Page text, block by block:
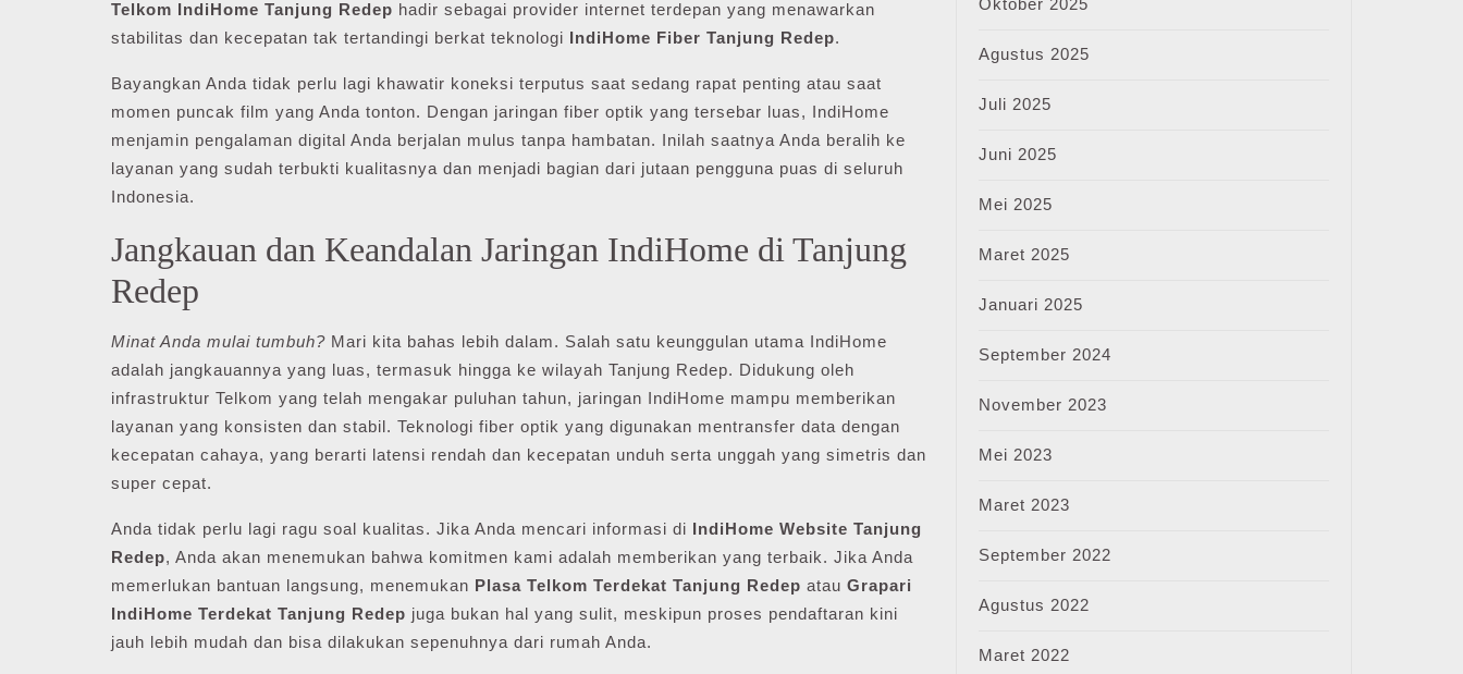
Telkom IndiHome Tanjung Redep hadir sebagai provider internet terdepan yang menawarkan
stabilitas dan kecepatan tak tertandingi berkat teknologi IndiHome Fiber Tanjung Redep.
Bayangkan Anda tidak perlu lagi khawatir koneksi terputus saat sedang rapat penting atau saat
momen puncak film yang Anda tonton. Dengan jaringan fiber optik yang tersebar luas, IndiHome
menjamin pengalaman digital Anda berjalan mulus tanpa hambatan. Inilah saatnya Anda beralih ke
layanan yang sudah terbukti kualitasnya dan menjadi bagian dari jutaan pengguna puas di seluruh
Indonesia.
Jangkauan dan Keandalan Jaringan IndiHome di Tanjung
Redep
Minat Anda mulai tumbuh? Mari kita bahas lebih dalam. Salah satu keunggulan utama IndiHome
adalah jangkauannya yang luas, termasuk hingga ke wilayah Tanjung Redep. Didukung oleh
infrastruktur Telkom yang telah mengakar puluhan tahun, jaringan IndiHome mampu memberikan
layanan yang konsisten dan stabil. Teknologi fiber optik yang digunakan mentransfer data dengan
kecepatan cahaya, yang berarti latensi rendah dan kecepatan unduh serta unggah yang simetris dan
super cepat.
Anda tidak perlu lagi ragu soal kualitas. Jika Anda mencari informasi di IndiHome Website Tanjung
Redep, Anda akan menemukan bahwa komitmen kami adalah memberikan yang terbaik. Jika Anda
memerlukan bantuan langsung, menemukan Plasa Telkom Terdekat Tanjung Redep atau Grapari
IndiHome Terdekat Tanjung Redep juga bukan hal yang sulit, meskipun proses pendaftaran kini
jauh lebih mudah dan bisa dilakukan sepenuhnya dari rumah Anda.
Oktober 2025
Agustus 2025
Juli 2025
Juni 2025
Mei 2025
Maret 2025
Januari 2025
September 2024
November 2023
Mei 2023
Maret 2023
September 2022
Agustus 2022
Maret 2022